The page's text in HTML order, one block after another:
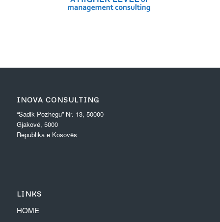
INOVA CONSULTING
“Sadik Pozhegu” Nr. 13, 50000
Gjakovë, 5000
Republika e Kosovës
LINKS
HOME